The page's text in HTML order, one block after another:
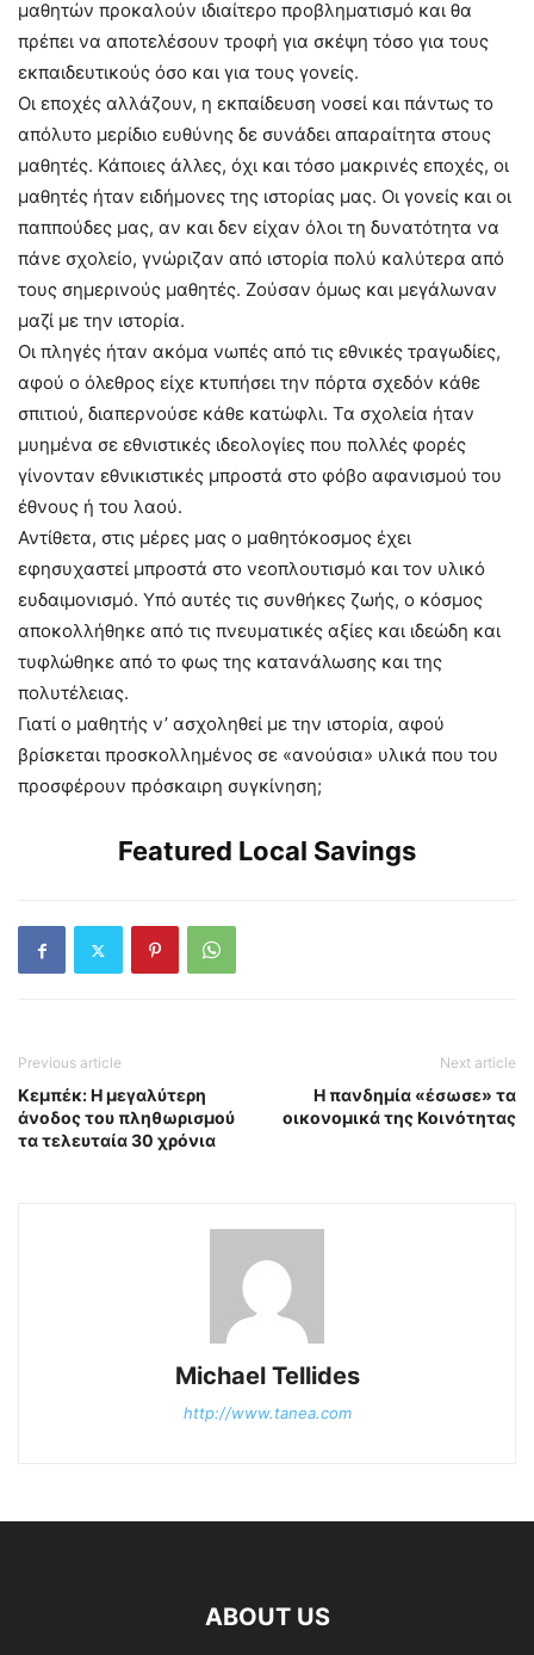
μαθητών προκαλούν ιδιαίτερο προβληματισμό και θα
πρέπει να αποτελέσουν τροφή για σκέψη τόσο για τους
εκπαιδευτικούς όσο και για τους γονείς.
Οι εποχές αλλάζουν, η εκπαίδευση νοσεί και πάντως το
απόλυτο μερίδιο ευθύνης δε συνάδει απαραίτητα στους
μαθητές. Κάποιες άλλες, όχι και τόσο μακρινές εποχές, οι
μαθητές ήταν ειδήμονες της ιστορίας μας. Οι γονείς και οι
παππούδες μας, αν και δεν είχαν όλοι τη δυνατότητα να
πάνε σχολείο, γνώριζαν από ιστορία πολύ καλύτερα από
τους σημερινούς μαθητές. Ζούσαν όμως και μεγάλωναν
μαζί με την ιστορία.
Οι πληγές ήταν ακόμα νωπές από τις εθνικές τραγωδίες,
αφού ο όλεθρος είχε κτυπήσει την πόρτα σχεδόν κάθε
σπιτιού, διαπερνούσε κάθε κατώφλι. Τα σχολεία ήταν
μυημένα σε εθνιστικές ιδεολογίες που πολλές φορές
γίνονταν εθνικιστικές μπροστά στο φόβο αφανισμού του
έθνους ή του λαού.
Αντίθετα, στις μέρες μας ο μαθητόκοσμος έχει
εφησυχαστεί μπροστά στο νεοπλουτισμό και τον υλικό
ευδαιμονισμό. Υπό αυτές τις συνθήκες ζωής, ο κόσμος
αποκολλήθηκε από τις πνευματικές αξίες και ιδεώδη και
τυφλώθηκε από το φως της κατανάλωσης και της
πολυτέλειας.
Γιατί ο μαθητής ν’ ασχοληθεί με την ιστορία, αφού
βρίσκεται προσκολλημένος σε «ανούσια» υλικά που του
προσφέρουν πρόσκαιρη συγκίνηση;
Featured Local Savings
Previous article
Κεμπέκ: Η μεγαλύτερη
άνοδος του πληθωρισμού
τα τελευταία 30 χρόνια
Next article
Η πανδημία «έσωσε» τα
οικονομικά της Κοινότητας
Michael Tellides
http://www.tanea.com
ABOUT US